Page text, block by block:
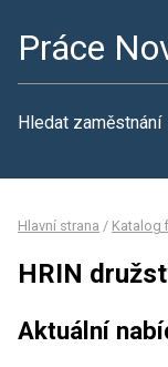
Práce
Hledat zaměstnání
Hlavní strana / Katalog
HRIN
Aktuální